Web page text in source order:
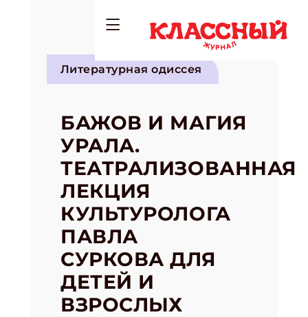
Литературная одиссея
БАЖОВ И МАГИЯ
УРАЛА.
ТЕАТРАЛИЗОВАННАЯ
ЛЕКЦИЯ
КУЛЬТУРОЛОГА
ПАВЛА
СУРКОВА ДЛЯ
ДЕТЕЙ И
ВЗРОСЛЫХ